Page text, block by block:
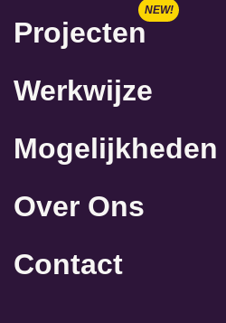
Projecten
Werkwijze
Mogelijkheden
Over Ons
Contact